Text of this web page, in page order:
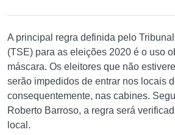
A principal regra definida pelo
(TSE) para as eleições 2020 é o uso
máscara. Os eleitores que não
serão impedidos de entrar nos locais
consequentemente, nas cabines.
Roberto Barroso, a regra será
local.